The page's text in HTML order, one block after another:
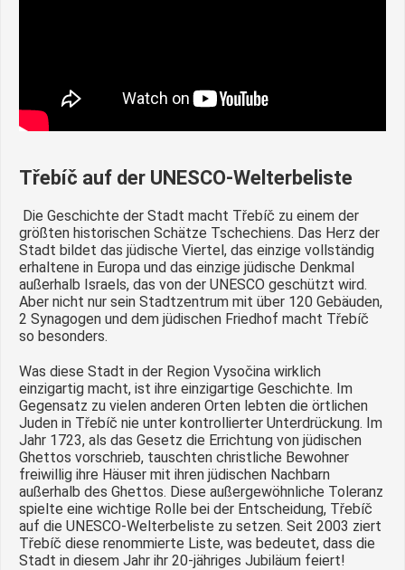
Třebíč auf der UNESCO-Welterbeliste
Die Geschichte der Stadt macht Třebíč zu einem der
größten historischen Schätze Tschechiens. Das Herz der
Stadt bildet das jüdische Viertel, das einzige vollständig
erhaltene in Europa und das einzige jüdische Denkmal
außerhalb Israels, das von der UNESCO geschützt wird.
Aber nicht nur sein Stadtzentrum mit über 120 Gebäuden,
2 Synagogen und dem jüdischen Friedhof macht Třebíč
so besonders.
Was diese Stadt in der Region Vysočina wirklich
einzigartig macht, ist ihre einzigartige Geschichte. Im
Gegensatz zu vielen anderen Orten lebten die örtlichen
Juden in Třebíč nie unter kontrollierter Unterdrückung. Im
Jahr 1723, als das Gesetz die Errichtung von jüdischen
Ghettos vorschrieb, tauschten christliche Bewohner
freiwillig ihre Häuser mit ihren jüdischen Nachbarn
außerhalb des Ghettos. Diese außergewöhnliche Toleranz
spielte eine wichtige Rolle bei der Entscheidung, Třebíč
auf die UNESCO-Welterbeliste zu setzen. Seit 2003 ziert
Třebíč diese renommierte Liste, was bedeutet, dass die
Stadt in diesem Jahr ihr 20-jähriges Jubiläum feiert!